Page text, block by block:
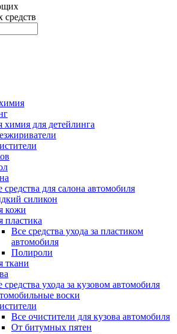
химия для детейлинга
средства для салона автомобиля
силикон
кожи
пластика
Все средства ухода за пластиком
автомобиля
Полироли
ткани
средства ухода за кузовом автомобиля
воски
Все очистители для кузова автомобиля
От битумных пятен